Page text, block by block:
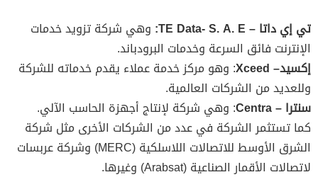
تي إي داتا – TE Data- S. A. E:
وهي شركة تزويد خدمات
الإنترنت فائق السرعة وخدمات البرودباند.
إكسيد– Xceed
: وهو مركز خدمة عملاء يقدم خدماته للشركة
وللعديد من الشركات العالمية.
سنترا – Centra
: وهي شركة لإنتاج أجهزة الحاسب الآلي.
كما تستثمر الشركة في عدد من الشركات الأخرى مثل شركة
الشرق الأوسط للاتصالات اللاسلكية (MERC) وشركة عربسات
لاتصالات الأقمار الصناعية (Arabsat) وغيرها.